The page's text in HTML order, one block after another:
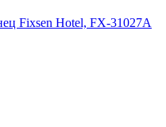
Fixsen Hotel, FX-31027A